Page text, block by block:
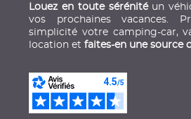
Louez en toute sérénitéun
vos prochaines vacances.
simplicité votre camping-car,
location etfaites-en une source